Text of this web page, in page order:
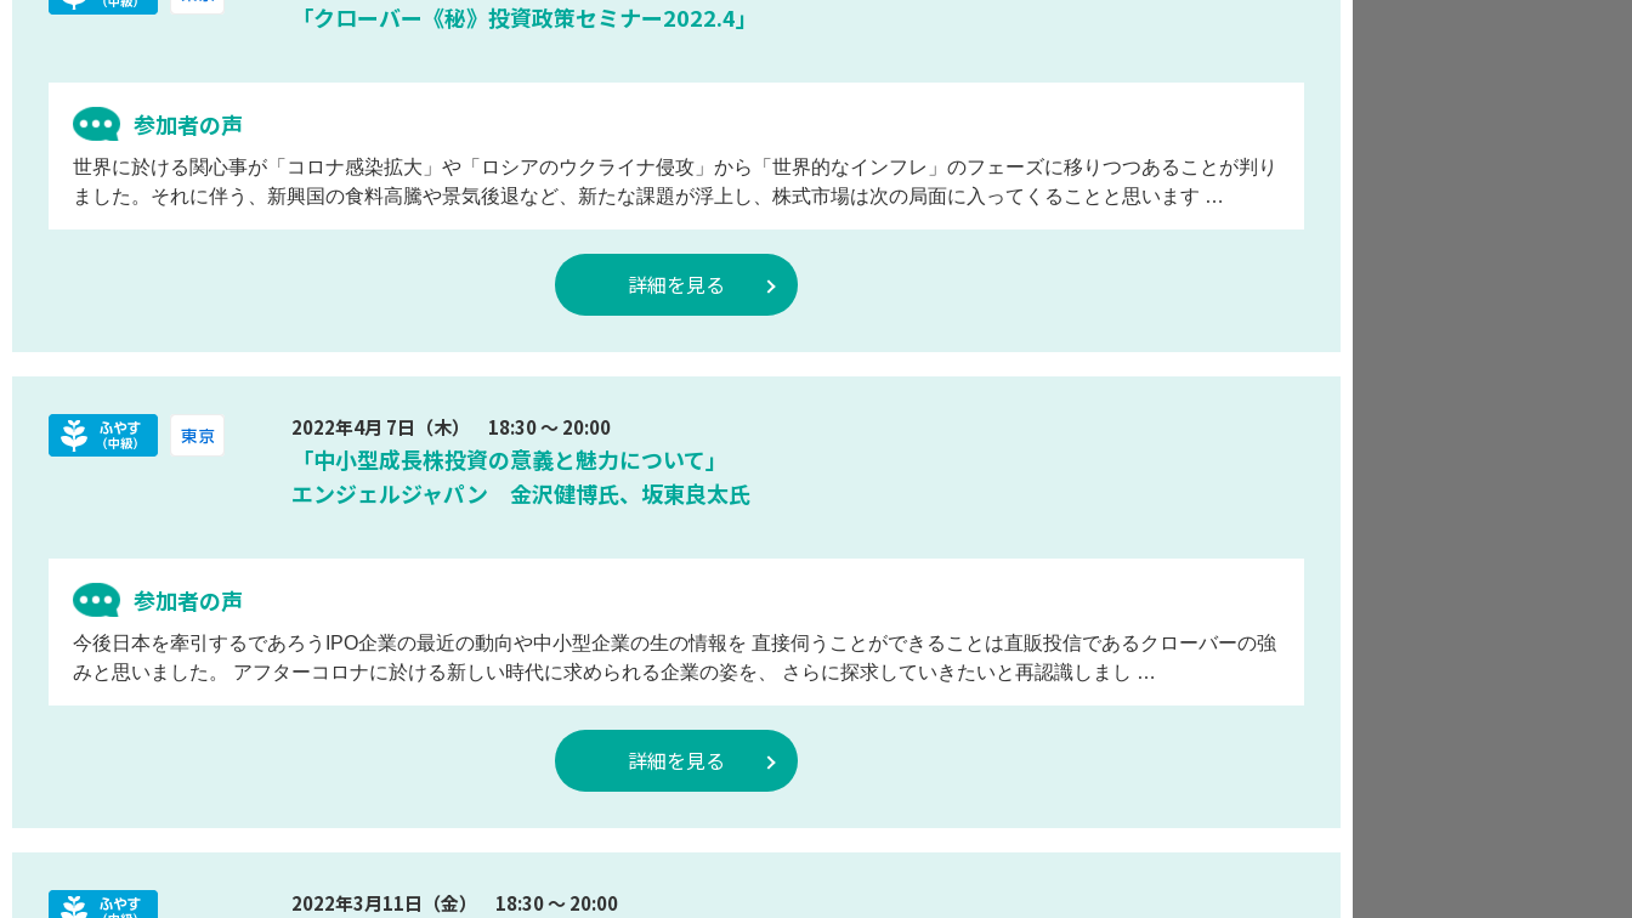
「クローバー《秘》投資政策セミナー2022.4」
参加者の声
世界に於ける関心事が「コロナ感染拡大」や「ロシアのウクライナ侵攻」から「世界的なインフレ」のフェーズに移りつつあることが判り
ました。それに伴う、新興国の食料高騰や景気後退など、新たな課題が浮上し、株式市場は次の局面に入ってくることと思います …
詳細を見る
2022年4月 7日（木） 18:30 ～ 20:00
「中小型成長株投資の意義と魅力について」
エンジェルジャパン 金沢健博氏、坂東良太氏
参加者の声
今後日本を牽引するであろうIPO企業の最近の動向や中小型企業の生の情報を 直接伺うことができることは直販投信であるクローバーの強
みと思いました。 アフターコロナに於ける新しい時代に求められる企業の姿を、 さらに探求していきたいと再認識しまし …
詳細を見る
2022年3月11日（金） 18:30 ～ 20:00